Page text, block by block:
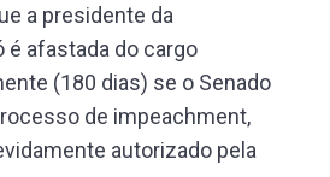
a presidente da
é afastada do cargo
(180 dias) se o Senado
de impeachment,
autorizado pela